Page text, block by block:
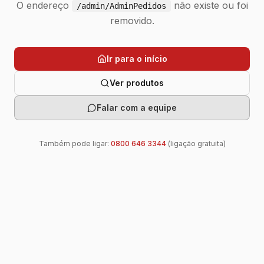
O endereço /admin/AdminPedidos
não existe ou foi
removido.
Ir para o início
Ver produtos
Falar com a equipe
Também pode ligar: 0800 646 3344(ligação gratuita)